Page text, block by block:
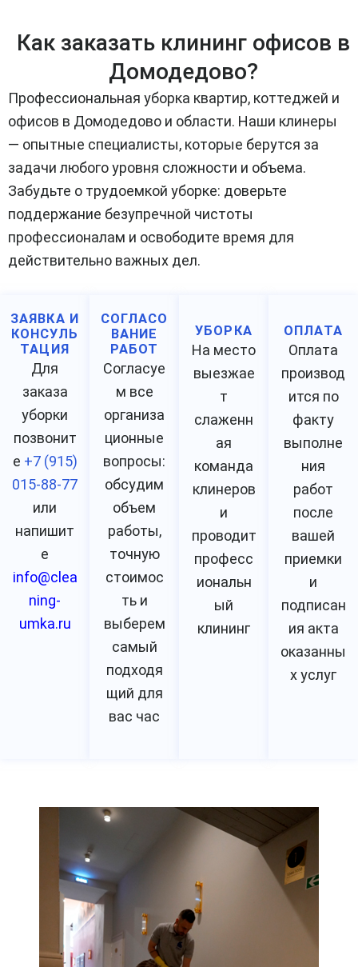
Как заказать клининг офисов в
Домодедово?
Профессиональная уборка квартир, коттеджей и
офисов в Домодедово и области. Наши клинеры
— опытные специалисты, которые берутся за
задачи любого уровня сложности и объема.
Забудьте о трудоемкой уборке: доверьте
поддержание безупречной чистоты
профессионалам и освободите время для
действительно важных дел.
ЗАЯВКА И
КОНСУЛЬ
ТАЦИЯ
Для
заказа
уборки
позвонит
е +7 (915)
015-88-77
или
напишит
е
info@clea
ning-
umka.ru
СОГЛАСО
ВАНИЕ
РАБОТ
Согласуе
м все
организа
ционные
вопросы:
обсудим
объем
работы,
точную
стоимос
ть и
выберем
самый
подходя
щий для
вас час
УБОРКА
На место
выезжае
т
слаженн
ая
команда
клинеров
и
проводит
професс
иональн
ый
клининг
ОПЛАТА
Оплата
производ
ится по
факту
выполне
ния
работ
после
вашей
приемки
и
подписан
ия акта
оказанны
х услуг